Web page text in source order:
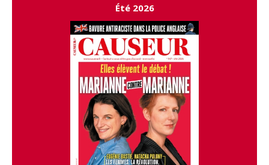
Été 2026